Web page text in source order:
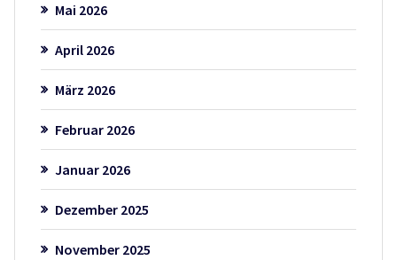
Mai 2026
April 2026
März 2026
Februar 2026
Januar 2026
Dezember 2025
November 2025